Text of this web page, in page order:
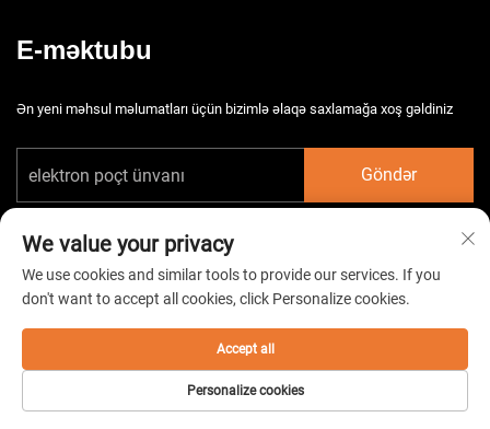
E-məktubu
Ən yeni məhsul məlumatları üçün bizimlə əlaqə saxlamağa xoş gəldiniz
Göndər
Copyright © 2026 Çin Taizhou HarsMarg Elektromexaniki Şirkəti Ltd. Bütün
hüquqlar qorunur. - Gizlilik Siyasəti
We value your privacy
We use cookies and similar tools to provide our services. If you
don't want to accept all cookies, click Personalize cookies.
Personalize cookies
Accept all